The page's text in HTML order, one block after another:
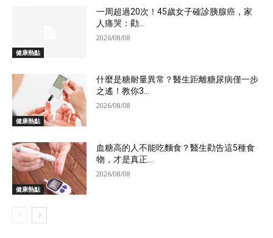
健康熱點
一周超過20次！45歲女子確診胰腺癌，家
人痛哭：勸...
2026/08/08
健康熱點
什麼是糖耐量異常？醫生距離糖尿病僅一步
之遙！教你3...
2026/08/08
健康熱點
血糖高的人不能吃麵食？醫生勸告這5種食
物，才是真正...
2026/08/08